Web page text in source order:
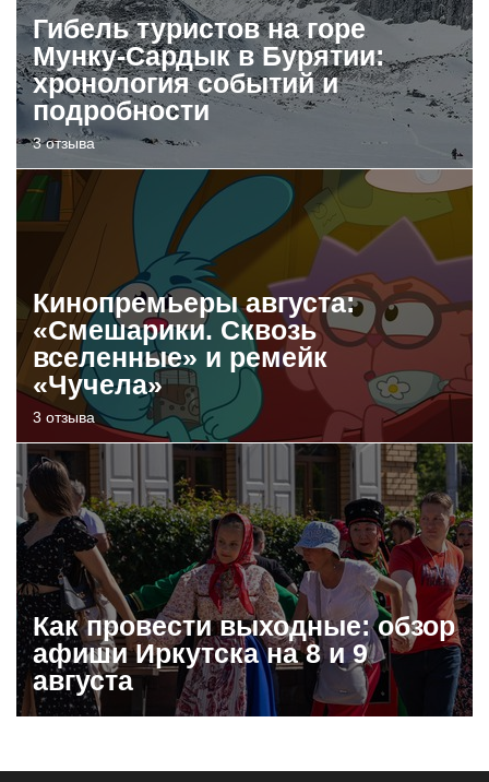
Гибель туристов на горе
Мунку-Сардык в Бурятии:
хронология событий и
подробности
3 отзыва
Кинопремьеры августа:
«Смешарики. Сквозь
вселенные» и ремейк
«Чучела»
3 отзыва
Как провести выходные: обзор
афиши Иркутска на 8 и 9
августа